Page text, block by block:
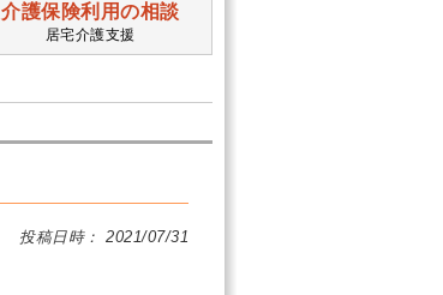
介護保険利用の相談
居宅介護支援
投稿日時： 2021/07/31